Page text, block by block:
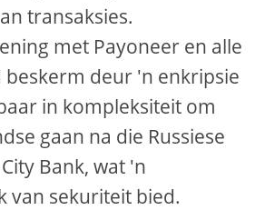
transaksies.
met Payoneer en alle
deur 'n enkripsie
in kompleksiteit om
gaan na die Russiese
Bank, wat 'n
van sekuriteit bied.